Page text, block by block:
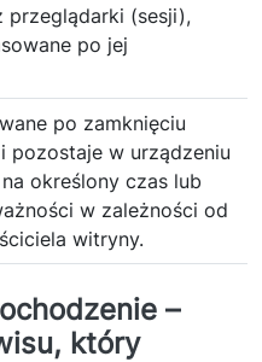
przeglądarki (sesji),
po jej
po zamknięciu
pozostaje w urządzeniu
określony czas lub
w zależności od
witryny.
–
który